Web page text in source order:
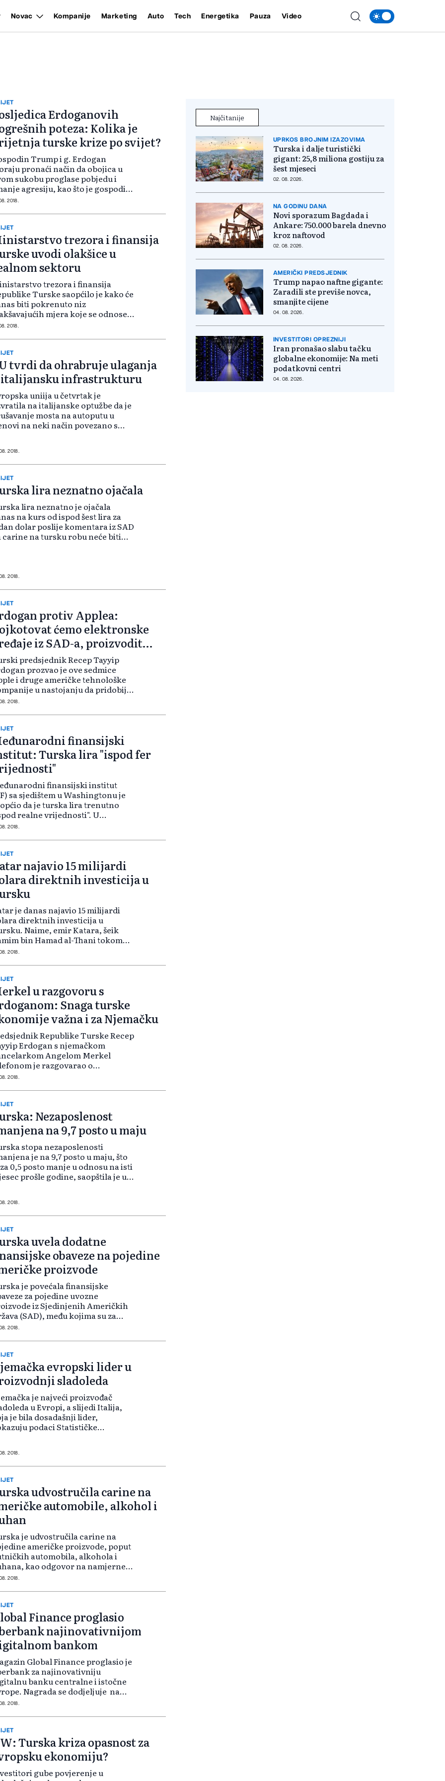
Novac Kompanije Marketing Auto Tech Energetika Pauza Video
Erdoganovih
poteza: Kolika je
turske krize po svijet?
Trump i g. Erdogan
pronaći način da obojica u
sukobu proglase pobjedu i
agresiju, kao što je gospodin
prethodno učinio s Rusijom
bi stvorilo prostor za Zapad,
2018.
trezora i finansija
uvodi olakšice u
sektoru
trezora i finansija
Turske saopćilo je kako će
biti pokrenuto niz
mjera koje se odnose
kredite u bankama u realnom
gdje je zbog povećanja kursa
do...
2018.
tvrdi da ohrabruje ulaganja
infrastrukturu
uniija u četvrtak je
na italijanske optužbe da je
mosta na autoputu u
na neki način povezano s
Spahr reagovao je nakon
je itali...
2018.
lira neznatno ojačala
lira neznatno je ojačala
na kurs od ispod šest lira za
dolar poslije komentara iz SAD
carine na tursku robu neće biti
2018.
protiv Applea:
ćemo elektronske
iz SAD-a, proizvodit
naše
predsjednik Recep Tayyip
prozvao je ove sedmice
i druge američke tehnološke
u nastojanju da pridobije
za bojkotovanje njihovih
da kupuju uređaje
u Tu...
2018.
finansijski
Turska lira "ispod fer
finansijski institut
sa sjedištem u Washingtonu je
da je turska lira trenutno
realne vrijednosti". U
IIF-a pod naslovom
Turske" navodi se da je "turska
2018.
najavio 15 milijardi
direktnih investicija u
je danas najavio 15 milijardi
direktnih investicija u
emir Katara, šeik
bin Hamad al-Thani tokom
sa predsjednikom
Erdoganom istakao je da
Katar vrlo brzo real...
2018.
u razgovoru s
Snaga turske
važna i za Njemačku
Republike Turske Recep
Erdogan s njemačkom
Angelom Merkel
je razgovarao o
odnosima, Siriji i
i Merkel, navode izvori iz
turskog predsjednika,...
2018.
Nezaposlenost
na 9,7 posto u maju
stopa nezaposlenosti
je na 9,7 posto u maju, što
0,5 posto manje u odnosu na isti
prošle godine, saopštila je u
TurkStat saopštio je d...
2018.
uvela dodatne
obaveze na pojedine
proizvode
je povećala finansijske
za pojedine uvozne
iz Sjedinjenih Američkih
(SAD), među kojima su za
one porasle za više od 100
listu Republike Turske
2018.
evropski lider u
sladoleda
je najveći proizvođač
u Evropi, a slijedi Italija,
je bila dosadašnji lider,
podaci Statističke
a Italija 511. Slijede
2018.
udvostručila carine na
automobile, alkohol i
je udvostručila carine na
američke proizvode, poput
automobila, alkohola i
kao odgovor na namjerne
Amerike na tursku
Fuat Oktay. Spor
dvije države e...
2018.
Finance proglasio
najinovativnijom
bankom
Global Finance proglasio je
za najinovativniju
banku centralne i istočne
Nagrada se dodjeljuje na
aktivnosti korištenja
usluga klijentima.
je također...
2018.
Turska kriza opasnost za
ekonomiju?
gube povjerenje u
Najčitanije
UPRKOS BROJNIM IZAZOVIMA
Turska i dalje turistički
gigant: 25,8 miliona gostiju za
šest mjeseci
02. 08. 2026.
NA GODINU DANA
Novi sporazum Bagdada i
Ankare: 750.000 barela dnevno
kroz naftovod
02. 08. 2026.
AMERIČKI PREDSJEDNIK
Trump napao naftne gigante:
Zaradili ste previše novca,
smanjite cijene
04. 08. 2026.
INVESTITORI OPREZNIJI
Iran pronašao slabu tačku
globalne ekonomije: Na meti
podatkovni centri
04. 08. 2026.